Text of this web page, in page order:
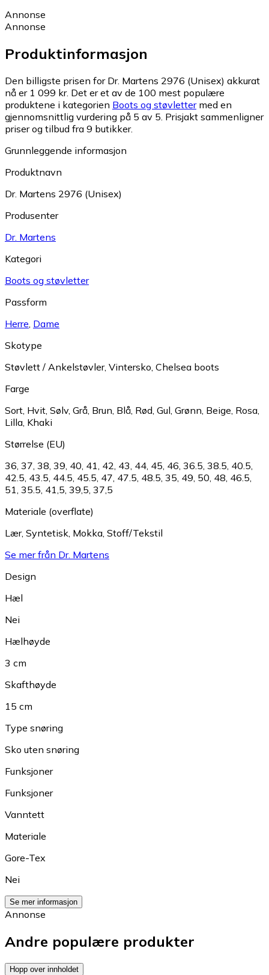
Annonse
Annonse
Produktinformasjon
Den billigste prisen for Dr. Martens 2976 (Unisex) akkurat
nå er 1 099 kr. Det er et av de 100 mest populære
produktene i kategorien Boots og støvlettermed en
gjennomsnittlig vurdering på 5 av 5. Prisjakt sammenligner
priser og tilbud fra 9 butikker.
Grunnleggende informasjon
Produktnavn
Dr. Martens 2976 (Unisex)
Produsenter
Dr. Martens
Kategori
Boots og støvletter
Passform
Herre, Dame
Skotype
Støvlett / Ankelstøvler, Vintersko, Chelsea boots
Farge
Sort, Hvit, Sølv, Grå, Brun, Blå, Rød, Gul, Grønn, Beige, Rosa,
Lilla, Khaki
Størrelse (EU)
36, 37, 38, 39, 40, 41, 42, 43, 44, 45, 46, 36.5, 38.5, 40.5,
42.5, 43.5, 44.5, 45.5, 47, 47.5, 48.5, 35, 49, 50, 48, 46.5,
51, 35.5, 41,5, 39,5, 37,5
Materiale (overflate)
Lær, Syntetisk, Mokka, Stoff/Tekstil
Se mer från Dr. Martens
Design
Hæl
Nei
Hælhøyde
3 cm
Skafthøyde
15 cm
Type snøring
Sko uten snøring
Funksjoner
Funksjoner
Vanntett
Materiale
Gore-Tex
Nei
Se mer informasjon
Annonse
Andre populære produkter
Hopp over innholdet